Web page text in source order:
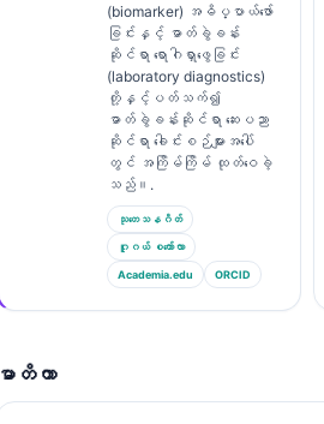
(biomarker) အဓိပ္ပာယ်ဖော်
ခြင်းနှင့် ဓာတ်ခွဲခန်း
ဆိုင်ရာ ရောဂါရှာဖွေခြင်း
(laboratory diagnostics)
တို့နှင့်ပတ်သက်၍
ဓာတ်ခွဲခန်းဆိုင်ရာ ဆေးပညာ
ဆိုင်ရာ ခေါင်းစဉ်များအပေါ်
တွင် အကြိမ်ကြိမ် ထုတ်ဝေခဲ့
သည်။.
သုတေသနဂိတ်
ဂူဂယ် စကော်လာ
Academia.edu ORCID
မာတိကာ